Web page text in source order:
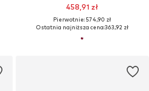
458,91 zł
Pierwotnie: 574,90 zł
Ostatnia najniższa cena:363,92 zł